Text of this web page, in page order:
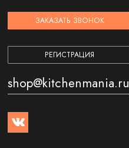
ЗАКАЗАТЬ ЗВОНОК
РЕГИСТРАЦИЯ
shop@kitchenmania.ru